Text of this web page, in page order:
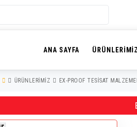
ANA SAYFA ÜRÜNLERIMIZ
ÜRÜNLERIMIZ EX-PROOF TESİSAT